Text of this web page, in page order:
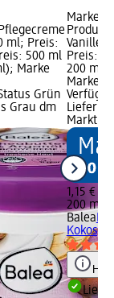
ml; Preis:
500 ml
Marke
Grün
Grau dm
Marke:
Vanille
Preis:
200 ml
Marke
Markt
1,15 €
200 ml
Balea
Kokos,